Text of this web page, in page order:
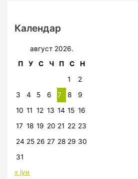
Календар
август 2026.
П
У С Ч П С
Н
1
2
3
4 5 6 7 8
9
10 11 12 13 14 15 16
17 18 19 20 21 22 23
24 25 26 27 28 29 30
31
« јун